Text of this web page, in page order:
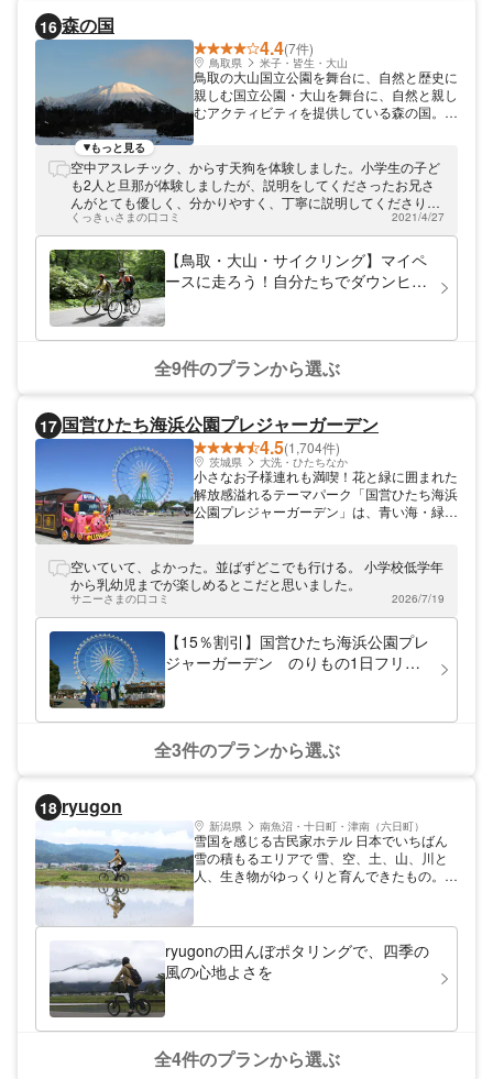
16 森の国
4.4(7件)
鳥取県 米子・皆生・大山
鳥取の大山国立公園を舞台に、自然と歴史に
親しむ国立公園・大山を舞台に、自然と親し
むアクティビティを提供している森の国。ブ
ます。
もっと見る
空中アスレチック、からす天狗を体験しました。小学生の子ど
も2人と旦那が体験しましたが、説明をしてくださったお兄さ
んがとても優しく、分かりやすく、丁寧に説明してくださり、
安心して楽しむことができました。 一年生の娘は怖くて途中リ
タイアでしたが、最後のジップラインは体験させていただき大
喜びでした。アスレチックまでトラックの荷台に乗せてもらっ
て移動したのも良い体験をさせていただけました。 森の国へは
初めて行きましたが、9時の開園から閉園まで遊び続け、大喜
びでした。色々な種類のアスレチックが本当に沢山あり、小学
生の子ども達は全てクリアする！と楽しんでいました。幼児も
連れて行っていましたが、小さい子でも遊べるものも沢山あり
ました。 またぜひ遊びにいかせていただきます(*^_^*)
くっきぃさまの口コミ 2021/4/27
【鳥取・大山・サイクリング】マイペ
ースに走ろう！自分たちでダウンヒル
全9件のプランから選ぶ
17 国営ひたち海浜公園プレジャーガーデン
4.5(1,704件)
茨城県 大洗・ひたちなか
小さなお子様連れも満喫！花と緑に囲まれた
解放感溢れるテーマパーク「国営ひたち海浜
公園プレジャーガーデン」は、青い海・緑の
ーサイドパークです！小さなお子様からご年
配の方まで親子3世代でお楽しみいただける
アトラクションが目白押し！「ひたち海浜公
園IC」を下りてすぐの好立地。自然の中での
びのびと遊びましょう♪
空いていて、よかった。並ばずどこでも行ける。 小学校低学年
から乳幼児までが楽しめるとこだと思いました。
サニーさまの口コミ 2026/7/19
【15％割引】国営ひたち海浜公園プレ
ジャーガーデン のりもの1日フリー
全3件のプランから選ぶ
18 ryugon
新潟県 南魚沼・十日町・津南（六日町）
雪国を感じる古民家ホテル 日本でいちばん
雪の積もるエリアで 雪、空、土、山、川と
人、生き物がゆっくりと育んできたもの。
ryugonの田んぼポタリングで、四季の
風の心地よさを
全4件のプランから選ぶ